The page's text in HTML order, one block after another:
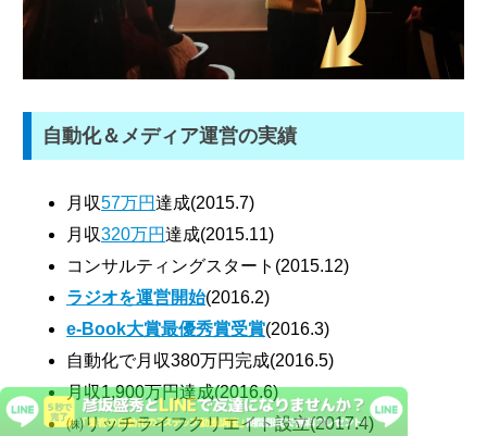
自動化＆メディア運営の実績
月収57万円達成(2015.7)
月収320万円達成(2015.11)
コンサルティングスタート(2015.12)
ラジオを運営開始(2016.2)
e-Book大賞最優秀賞受賞(2016.3)
自動化で月収380万円完成(2016.5)
月収1,900万円達成(2016.6)
㈱リッチライフクリエイト設立(2017.4)